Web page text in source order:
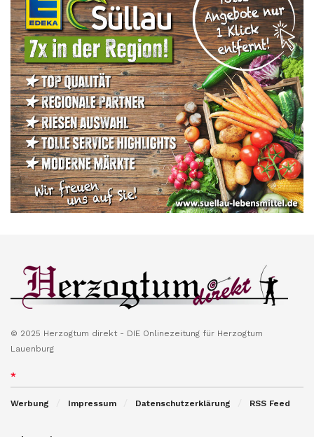
© 2025 Herzogtum direkt - DIE Onlinezeitung für Herzogtum
Lauenburg
*
Werbung Impressum Datenschutzerklärung RSS Feed